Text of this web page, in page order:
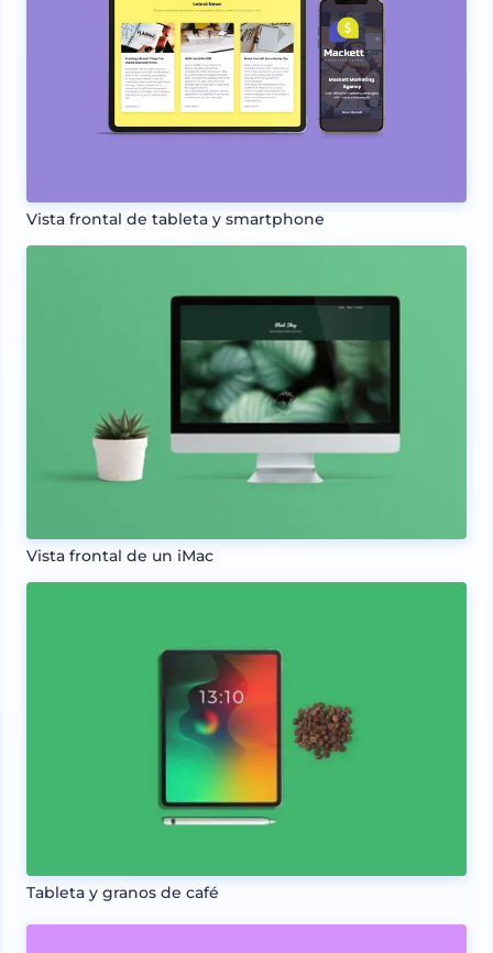
Vista frontal de tableta y smartphone
Vista frontal de un iMac
Tableta y granos de café